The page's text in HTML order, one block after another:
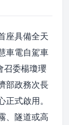
座具備全天
車電自駕車
召委楊瓊瓔
部政務次長
式啟用。
、隧道或高